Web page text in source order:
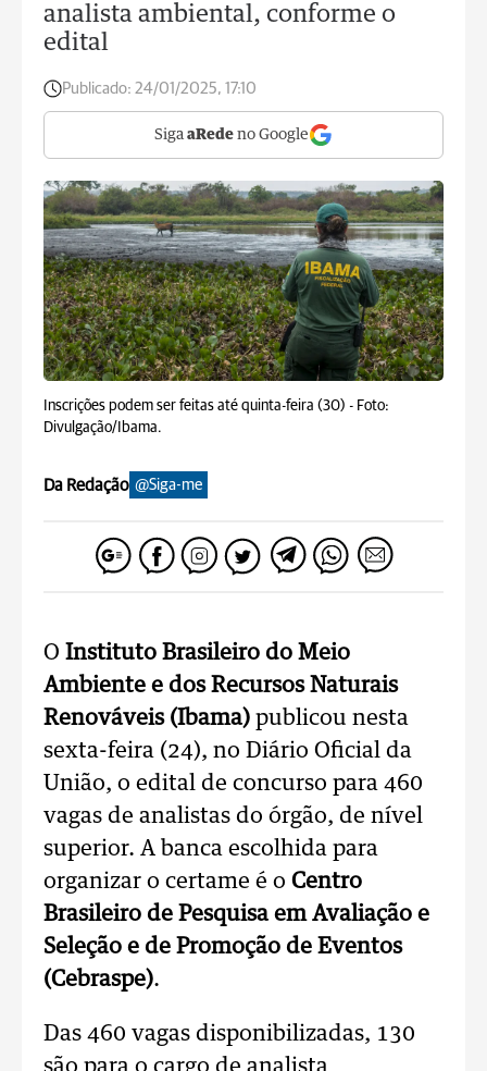
analista ambiental, conforme o
edital
Publicado: 24/01/2025, 17:10
Siga aRede no Google
Inscrições podem ser feitas até quinta-feira (30) - Foto:
Divulgação/Ibama.
Da Redação @Siga-me
O Instituto Brasileiro do Meio
Ambiente e dos Recursos Naturais
Renováveis (Ibama) publicou nesta
sexta-feira (24), no Diário Oficial da
União, o edital de concurso para 460
vagas de analistas do órgão, de nível
superior. A banca escolhida para
organizar o certame é o Centro
Brasileiro de Pesquisa em Avaliação e
Seleção e de Promoção de Eventos
(Cebraspe).
Das 460 vagas disponibilizadas, 130
são para o cargo de analista